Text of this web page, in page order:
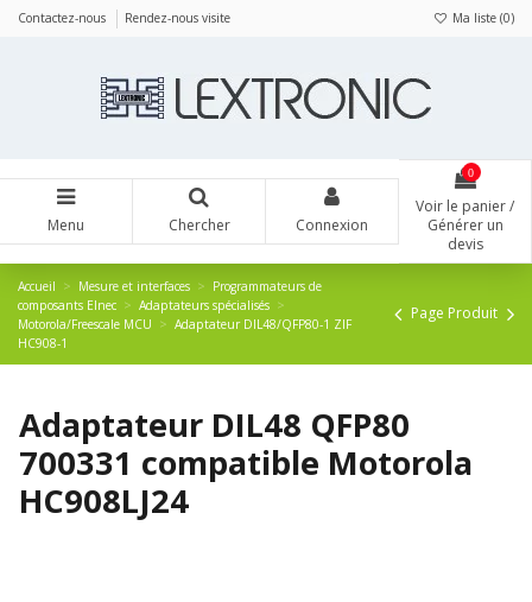
Contactez-nous Rendez-nous visite Ma liste (0)
Menu Chercher Connexion
0
Voir le panier /
Générer un
devis
Accueil Mesure et interfaces
Programmateurs de
composants Elnec
Adaptateurs spécialisés
Motorola/Freescale MCU
Adaptateur DIL48/QFP80-1 ZIF
HC908-1
Page Produit
Adaptateur DIL48 QFP80
700331 compatible Motorola
HC908LJ24
Panneau de gestion des cookies